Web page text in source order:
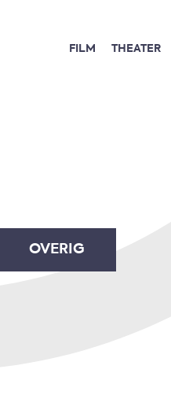
FILM THEATER
OVERIG